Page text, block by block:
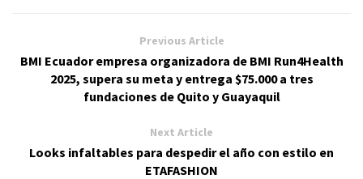
Previous Article
BMI Ecuador empresa organizadora de BMI Run4Health
2025, supera su meta y entrega $75.000 a tres
fundaciones de Quito y Guayaquil
Next Article
Looks infaltables para despedir el año con estilo en
ETAFASHION